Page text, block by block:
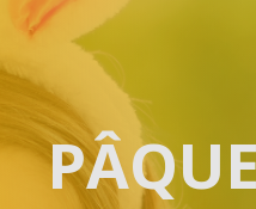
gamme de